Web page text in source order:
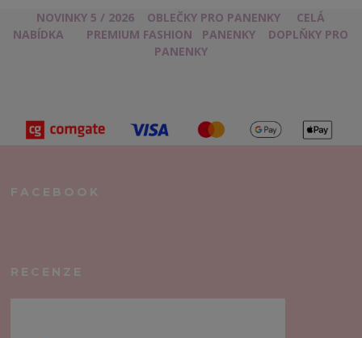
NOVINKY 5 / 2026 OBLEČKY PRO PANENKY
CELÁ
NABÍDKA
PREMIUM FASHION PANENKY
DOPLŇKY PRO
PANENKY
FACEBOOK
RECENZE